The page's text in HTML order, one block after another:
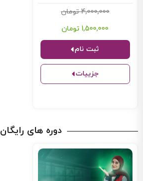
4,000,000 تومان
1,500,000 تومان
جزییات
ثبت نام
دوره های رایگان